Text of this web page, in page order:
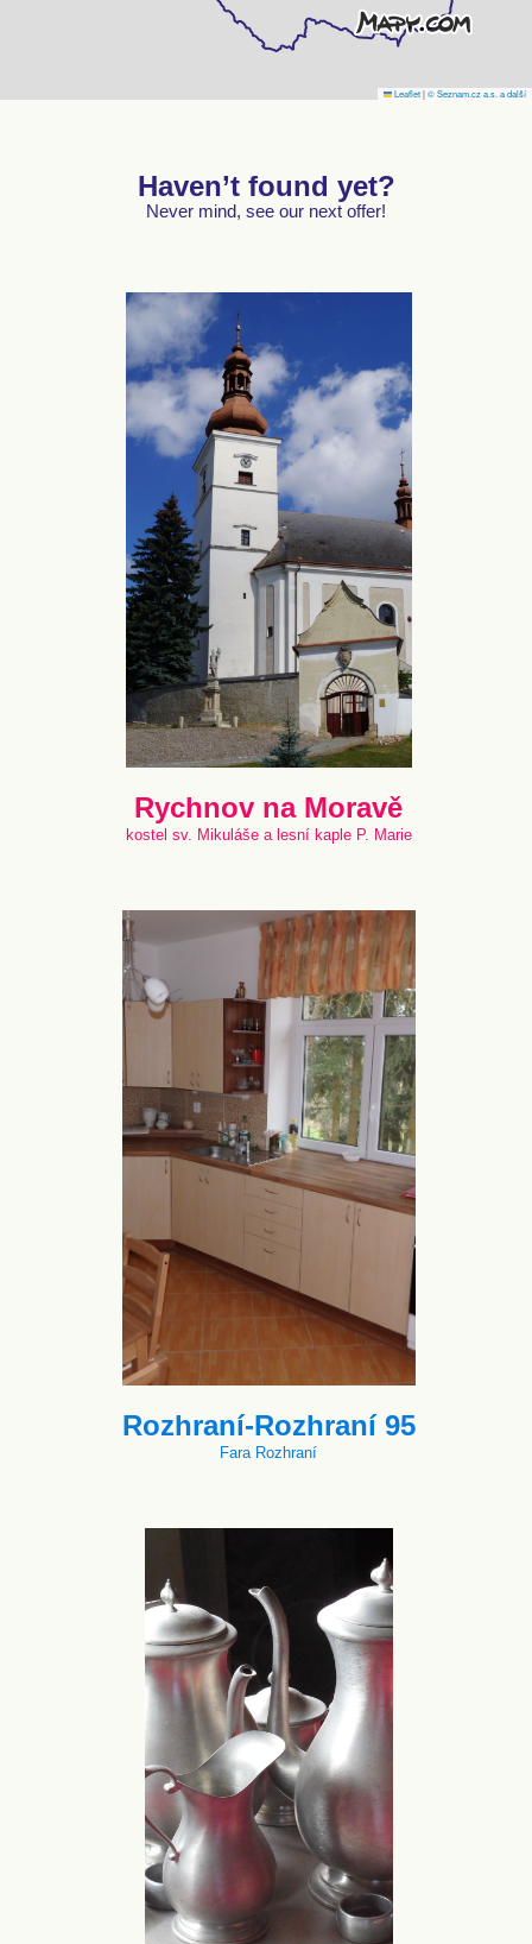
Leaflet|© Seznam.cz a.s. a další
Haven’t found yet?
Never mind, see our next offer!
Rychnov na Moravě
kostel sv. Mikuláše a lesní kaple P. Marie
Rozhraní-Rozhraní 95
Fara Rozhraní